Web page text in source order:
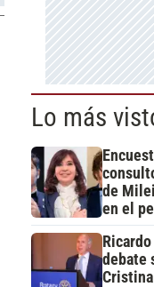
Lo más
de
en el
debate